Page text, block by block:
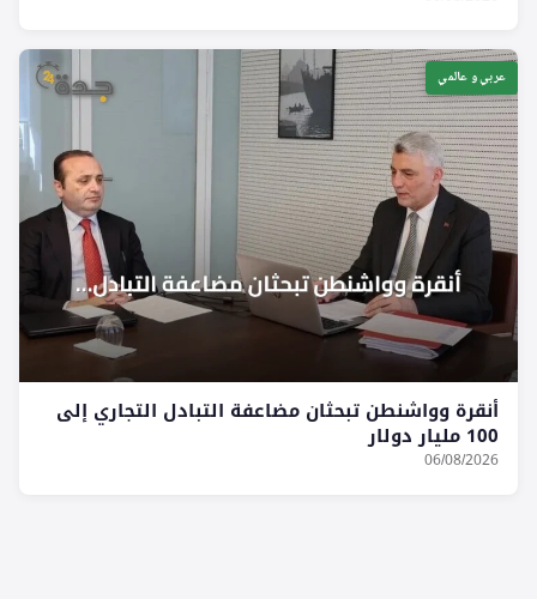
عربي و عالمي
أنقرة وواشنطن تبحثان مضاعفة التبادل التجاري إلى
100 مليار دولار
06/08/2026